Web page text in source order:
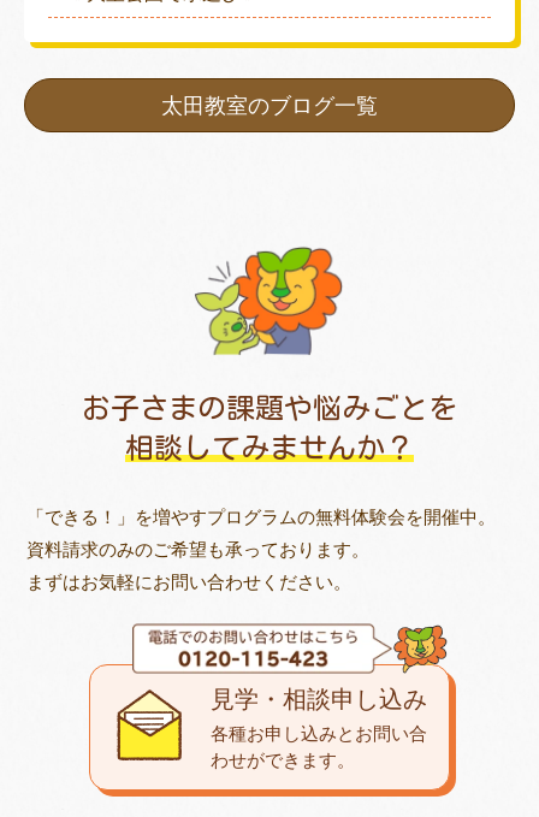
太田教室のブログ一覧
お子さまの課題や悩みごとを
相談してみませんか？
「できる！」を増やすプログラムの無料体験会を開催中。
資料請求のみのご希望も承っております。
まずはお気軽にお問い合わせください。
見学・相談申し込み
各種お申し込みとお問い合
わせができます。